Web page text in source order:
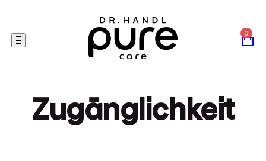
content
Zugänglichkeit